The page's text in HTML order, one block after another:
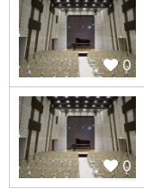
0
0